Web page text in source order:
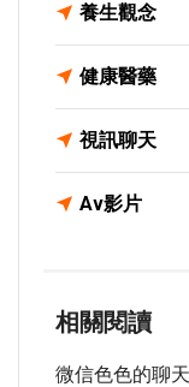
養生觀念
健康醫藥
視訊聊天
Av影片
相關閱讀
微信色色的聊